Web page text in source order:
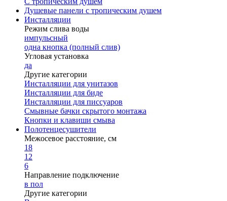
Душевые панели с тропическим душем
Инсталляции
Режим слива воды
импульсный
одна кнопка (полный слив)
Угловая установка
да
Другие категории
Инсталляции для унитазов
Инсталляции для биде
Инсталляции для писсуаров
Смывные бачки скрытого монтажа
Кнопки и клавиши смыва
Полотенцесушители
Межосевое расстояние, см
18
12
6
Направление подключение
в пол
Другие категории